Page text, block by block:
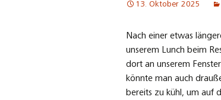
13. Oktober 2025
Nach einer etwas
unserem Lunch beim
dort an unserem
könnte man auch
bereits zu kühl, um auf